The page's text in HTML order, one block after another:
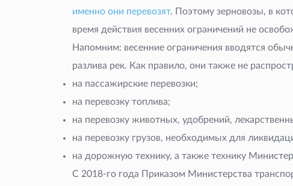
именно они перевозят. Поэтому зерновозы, в
время действия весенних ограничений не
Напомним: весенние ограничения вводятся
разлива рек. Как правило, они также не
на пассажирские перевозки;
на перевозку топлива;
на перевозку животных, удобрений,
на перевозку грузов, необходимых для
на дорожную технику, а также технику
С 2018-го года Приказом Министерства